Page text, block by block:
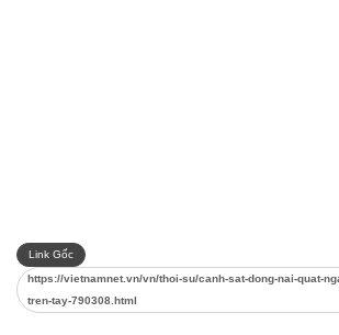
Link Gốc
https://vietnamnet.vn/vn/thoi-su/canh-sat-dong-nai-quat-
tren-tay-790308.html